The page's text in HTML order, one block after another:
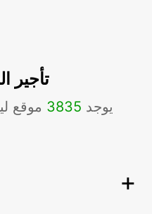
تأجير
يوجد 3835 موقع